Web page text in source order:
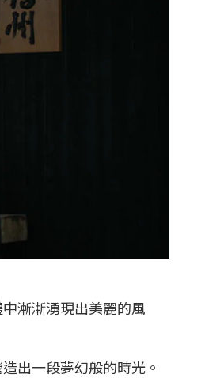
漸漸湧現出美麗的風
出一段夢幻般的時光。